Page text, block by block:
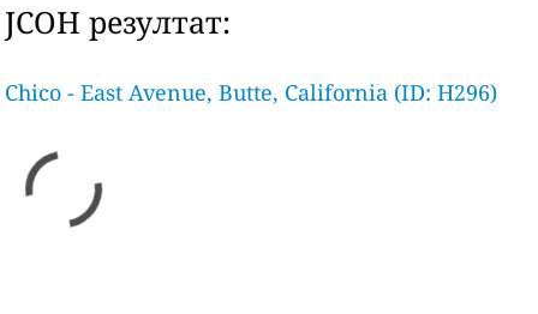
ЈСОН резултат:
Chico - East Avenue, Butte, California (ID: H296)